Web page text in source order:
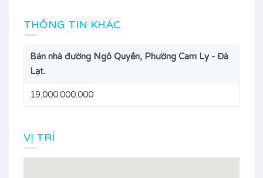
THÔNG TIN KHÁC
Bán nhà đường Ngô Quyền, Phường Cam Ly - Đà
Lạt.
19.000.000.000
VỊ TRÍ